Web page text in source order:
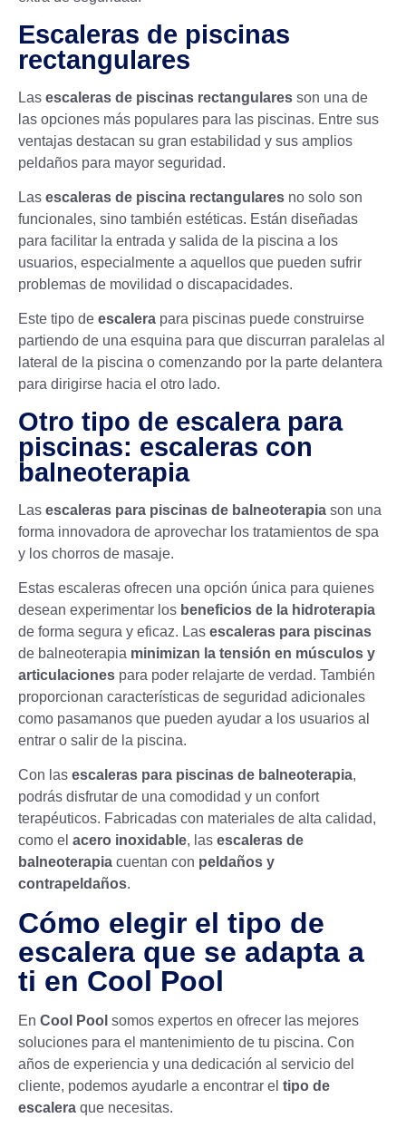
Escaleras de piscinas
rectangulares
Las escaleras de piscinas rectangulares son una de
las opciones más populares para las piscinas. Entre sus
ventajas destacan su gran estabilidad y sus amplios
peldaños para mayor seguridad.
Las escaleras de piscina rectangulares no solo son
funcionales, sino también estéticas. Están diseñadas
para facilitar la entrada y salida de la piscina a los
usuarios, especialmente a aquellos que pueden sufrir
problemas de movilidad o discapacidades.
Este tipo de escalera para piscinas puede construirse
partiendo de una esquina para que discurran paralelas al
lateral de la piscina o comenzando por la parte delantera
para dirigirse hacia el otro lado.
Otro tipo de escalera para
piscinas: escaleras con
balneoterapia
Las escaleras para piscinas de balneoterapia son una
forma innovadora de aprovechar los tratamientos de spa
y los chorros de masaje.
Estas escaleras ofrecen una opción única para quienes
desean experimentar los beneficios de la hidroterapia
de forma segura y eficaz. Las escaleras para piscinas
de balneoterapia minimizan la tensión en músculos y
articulaciones para poder relajarte de verdad. También
proporcionan características de seguridad adicionales
como pasamanos que pueden ayudar a los usuarios al
entrar o salir de la piscina.
Con las escaleras para piscinas de balneoterapia,
podrás disfrutar de una comodidad y un confort
terapéuticos. Fabricadas con materiales de alta calidad,
como el acero inoxidable, las escaleras de
balneoterapia cuentan con peldaños y
contrapeldaños.
Cómo elegir el tipo de
escalera que se adapta a
ti en Cool Pool
En Cool Pool somos expertos en ofrecer las mejores
soluciones para el mantenimiento de tu piscina. Con
años de experiencia y una dedicación al servicio del
cliente, podemos ayudarle a encontrar el tipo de
escalera que necesitas.